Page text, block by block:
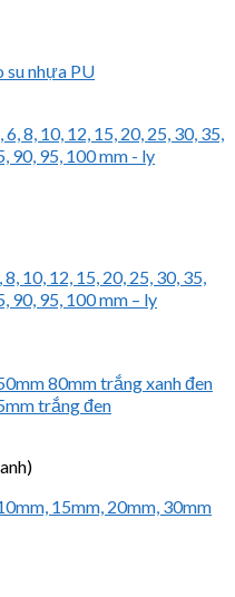
su nhựa PU
10, 12, 15, 20, 25, 30, 35,
90, 95, 100 mm – ly
15mm, 20mm, 30mm